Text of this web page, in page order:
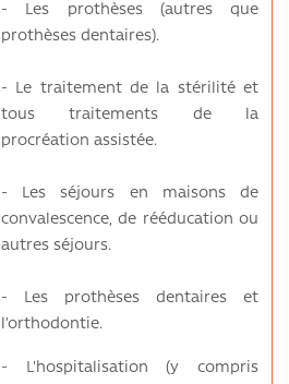
- Les prothèses (autres que
prothèses dentaires).
- Le traitement de la stérilité et
tous traitements de la
procréation assistée.
- Les séjours en maisons de
convalescence, de rééducation ou
autres séjours.
- Les prothèses dentaires et
l’orthodontie.
- L'hospitalisation (y compris